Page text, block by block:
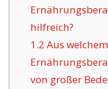
hilfreich?
1.2 Aus
von großer